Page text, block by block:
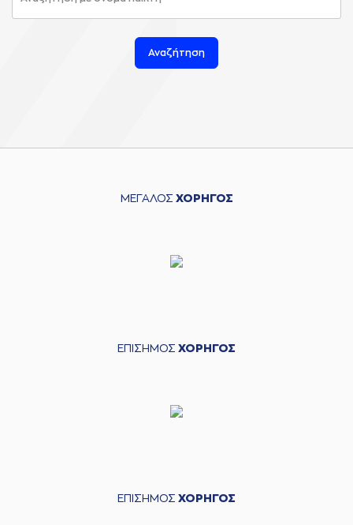
Αναζήτηση
ΜΕΓΑΛΟΣ ΧΟΡΗΓΟΣ
ΕΠΙΣΗΜΟΣ ΧΟΡΗΓΟΣ
ΕΠΙΣΗΜΟΣ ΧΟΡΗΓΟΣ